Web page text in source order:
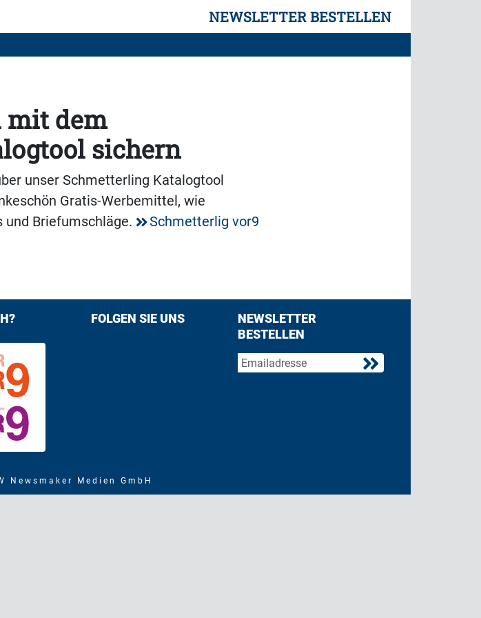
NEWSLETTER BESTELLEN
mit dem
sichern
unser Schmetterling Katalogtool
Gratis-Werbemittel, wie
und Briefumschläge.
Schmetterlig vor9
FOLGEN SIE UNS
NEWSLETTER
BESTELLEN
Newsmaker Medien GmbH